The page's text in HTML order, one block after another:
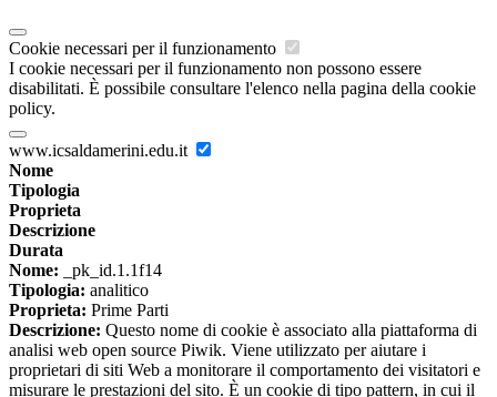
Cookie necessari per il funzionamento
I cookie necessari per il funzionamento non possono essere
disabilitati. È possibile consultare l'elenco nella pagina della cookie
policy.
www.icsaldamerini.edu.it
Nome
Tipologia
Proprieta
Descrizione
Durata
Nome: _pk_id.1.1f14
Tipologia: analitico
Proprieta: Prime Parti
Descrizione: Questo nome di cookie è associato alla piattaforma di
analisi web open source Piwik. Viene utilizzato per aiutare i
proprietari di siti Web a monitorare il comportamento dei visitatori e
misurare le prestazioni del sito. È un cookie di tipo pattern, in cui il